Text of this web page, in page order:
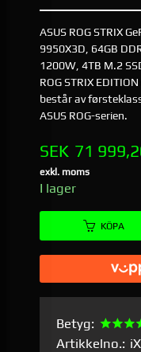
ASUS ROG STRIX
9950X3D, 64GB
1200W, 4TB M.2
ROG STRIX
består av
ASUS ROG-serien.
Pris
SEK 71
exkl. moms
I lager
KÖPA
Betyg:
Artikkelno.: